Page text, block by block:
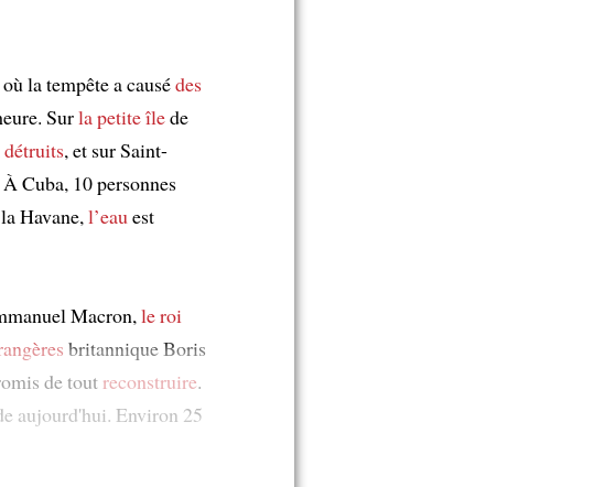
la tempête a causédes
Surla petite îlede
détruits, et sur Saint-
Cuba, 10 personnes
Havane,l’eauest
Macron,le roi
britannique Boris
de toutreconstruire.
aujourd'hui. Environ 25